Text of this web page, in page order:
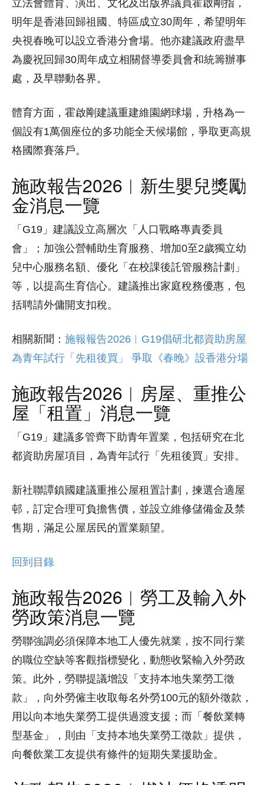
立法會體育、演出、文化及出版界議員霍啟剛指，
明年是香港回歸祖國、特區成立30周年，希望明年
央視春晚可以設立香港分會場。他亦建議政府盡早
為慶祝回歸30周年成立相關督導委員會和統籌辦事
處，及早聯動各界。
體育方面，霍啟剛建議重建維園網球場，升格為一
個設有1萬個座位的多功能全天候場館，爭取更高規
格國際賽落戶。
施政報告2026︱新生嬰兒獎勵
金消息一覽
「G19」建議設立高層次「人口戰略專責委員
會」；加強公營輔助生育服務、增加0至2歲獨立幼
兒中心服務名額、優化「在校課後託管服務計劃」
等，以提高生育信心。建議推出家庭稅務優惠，包
括聘請外傭開支扣稅。
相關新聞： 施報報告2026︱G19倡研北都資助房屋
為青年試行「先租後買」 爭取《春晚》設香港分場
施政報告2026︱房屋、重推公
屋「租置」消息一覽
「G19」建議多管齊下助青年置業，包括研究在北
都資助房屋項目，為青年試行「先租後買」安排。
新社聯譚鎮國建議重推公屋租置計劃，揀選合適屋
邨，訂定合理可負擔售價，並設立維修儲備金及禁
售期，滿足公屋居民的置業願望。
回到目錄
施政報告2026︱勞工及輸入外
勞政策消息一覽
勞聯強調必須保障本地工人優先就業，按不同行業
的職位空缺等客觀指標變化，動態收緊輸入外勞政
策。此外，勞聯提議增設「支持本地失業勞工徵
款」，向外勞僱主收取每名外勞100元的額外徵款，
用以向本地失業勞工提供過渡支援；而「餐飲業轉
型基金」，則由「支持本地失業勞工徵款」提供，
向餐飲業工友提供有條件的短期失業援助金。